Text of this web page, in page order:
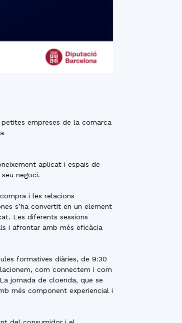
empreses de la comarca
aplicat i espais de
negoci.
i les relacions
s’ha convertit en un element
Les diferents sessions
i afrontar amb més eficàcia
formatives diàries, de 9:30
com connectem i com
jornada de cloenda, que se
més component experiencial i